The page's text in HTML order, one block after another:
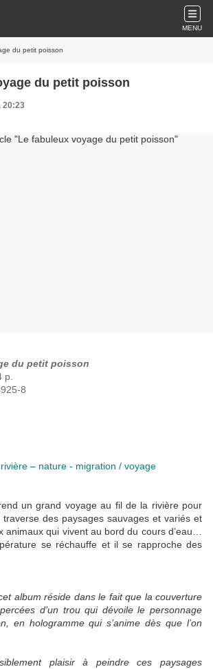
MENU
du petit poisson
du petit poisson
20:23
du petit poisson
p.
8
– nature - migration / voyage
un grand voyage au fil de la rivière pour
traverse des paysages sauvages et variés et
animaux qui vivent au bord du cours d’eau…
se réchauffe et il se rapproche des
album réside dans le fait que la couverture
d’un trou qui dévoile le personnage
en hologramme qui s’anime dès que l’on
plaisir à peindre ces paysages